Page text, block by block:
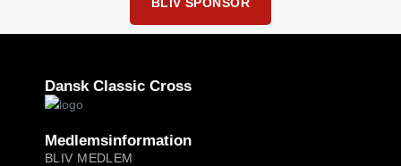
Dansk Classic Cross
Medlemsinformation
BLIV MEDLEM